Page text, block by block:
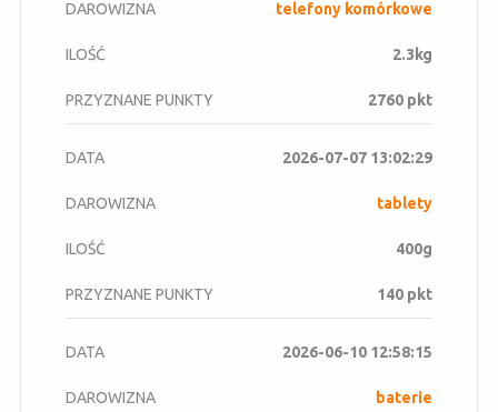
telefony komórkowe
2.3kg
2760 pkt
2026-07-07 13:02:29
tablety
400g
140 pkt
2026-06-10 12:58:15
baterie